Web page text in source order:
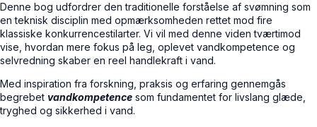
Denne bog udfordrer den traditionelle forståelse af svømning som
en teknisk disciplin med opmærksomheden rettet mod fire
klassiske konkurrencestilarter. Vi vil med denne viden tværtimod
vise, hvordan mere fokus på leg, oplevet vandkompetence og
selvredning skaber en reel handlekraft i vand.
Med inspiration fra forskning, praksis og erfaring gennemgås
begrebet vandkompetence som fundamentet for livslang glæde,
tryghed og sikkerhed i vand.